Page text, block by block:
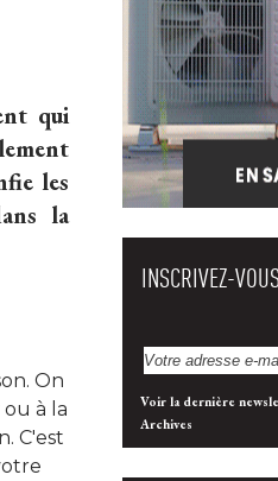
qui
les
la
On
à la
C'est
INSCRIVEZ-
Voir la dernière
Archives